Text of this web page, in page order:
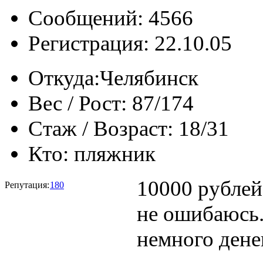
Сообщений: 4566
Регистрация: 22.10.05
Откуда:Челябинск
Вес / Рост: 87/174
Стаж / Возраст: 18/31
Кто: пляжник
Репутация:180
10000
не
немного